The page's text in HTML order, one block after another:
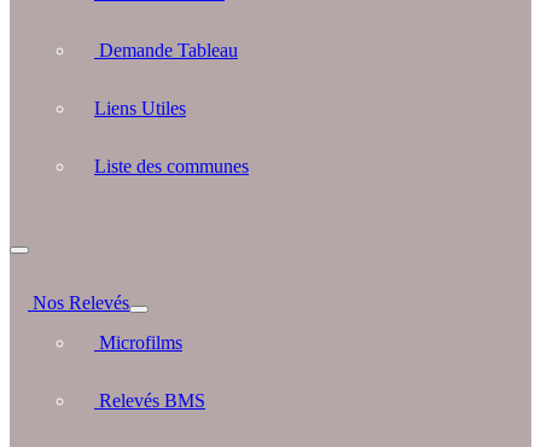
Demande Tableau
Liens Utiles
Liste des communes
Nos Relevés
Microfilms
Relevés BMS